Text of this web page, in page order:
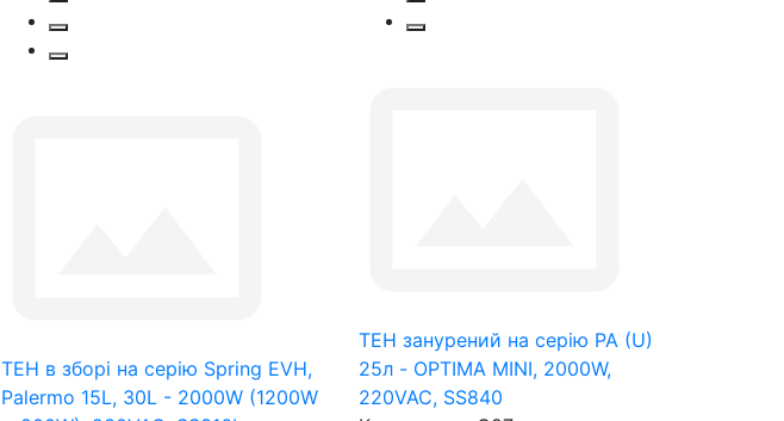
ТЕН в зборі на серію Spring EVH,
Palermo 15L, 30L - 2000W (1200W
ТЕН занурений на серію PA (U)
25л - OPTIMA MINI, 2000W,
220VAC, SS840